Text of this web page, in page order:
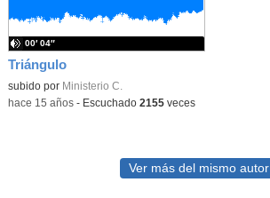
Triángulo
subido por Ministerio C.
00′ 04″
-hace 15 años- Escuchado 2155veces
Ver más del mismo autor